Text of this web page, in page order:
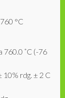
°C
760.0 ˚C (-76
10% rdg. ± 2 C